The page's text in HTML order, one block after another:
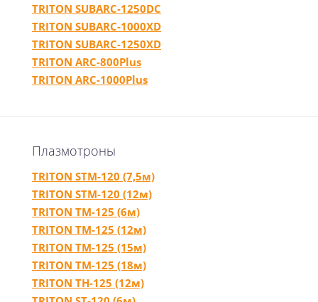
TRITON SUBARC-1250DC
TRITON SUBARC-1000XD
TRITON SUBARC-1250XD
TRITON ARC-800Plus
TRITON ARC-1000Plus
Плазмотроны
TRITON STM-120 (7,5м)
TRITON STM-120 (12м)
TRITON TM-125 (6м)
TRITON TM-125 (12м)
TRITON TM-125 (15м)
TRITON TM-125 (18м)
TRITON TH-125 (12м)